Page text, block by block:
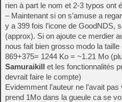
rien à part le nom et 2-3 typos ont
– Maintenant si on s’amuse a
y a 399 fois l’icone de GoodNDS,
(approx). Si on ajoute ce merdier
nous fait bien grosso modo la
869+375= 1244 Ko = ~1.21 Mo
Samuraikill et les fonctionnalités
devrait faire le compte)
Evidemment l’auteur ne l’avait
prend 1Mo dans la gueule ca se